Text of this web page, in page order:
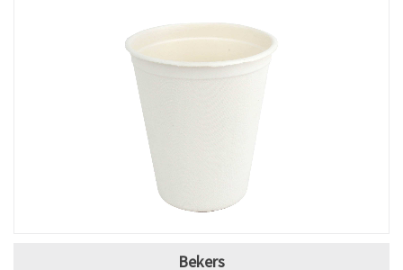
Bekers